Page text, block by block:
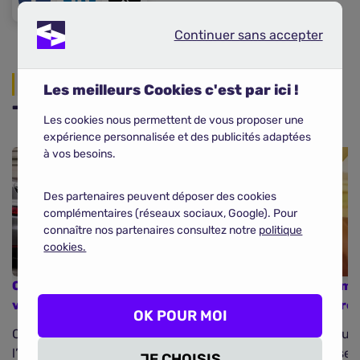
Actualités
Toutes les actualités auto
Citroën ressuscite sa mythique 2CV en
version électrique
C’est un véritable saut dans le passé pour
l’industrie automobile française. 80 ans après
Dans
Continuer sans accepter
Les meilleurs Cookies c'est par ici !
Les cookies nous permettent de vous proposer une
expérience personnalisée et des publicités adaptées
à vos besoins.
Des partenaires peuvent déposer des cookies
complémentaires (réseaux sociaux, Google). Pour
connaître nos partenaires consultez notre politique
cookies.
OK POUR MOI
Continuer sans accepter